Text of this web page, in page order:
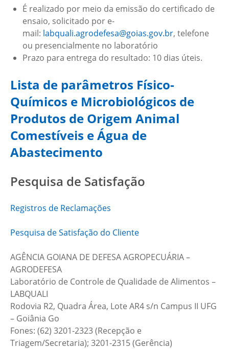
É realizado por meio da emissão do certificado de
ensaio, solicitado por e-
mail: labquali.agrodefesa@goias.gov.br, telefone
ou presencialmente no laboratório
Prazo para entrega do resultado: 10 dias úteis.
Lista de parâmetros Físico-
Químicos e Microbiológicos de
Produtos de Origem Animal
Comestíveis e Água de
Abastecimento
Pesquisa de Satisfação
Registros de Reclamações
Pesquisa de Satisfação do Cliente
AGÊNCIA GOIANA DE DEFESA AGROPECUÁRIA –
AGRODEFESA
Laboratório de Controle de Qualidade de Alimentos –
LABQUALI
Rodovia R2, Quadra Área, Lote AR4 s/n Campus II UFG
– Goiânia Go
Fones: (62) 3201-2323 (Recepção e
Triagem/Secretaria); 3201-2315 (Gerência)